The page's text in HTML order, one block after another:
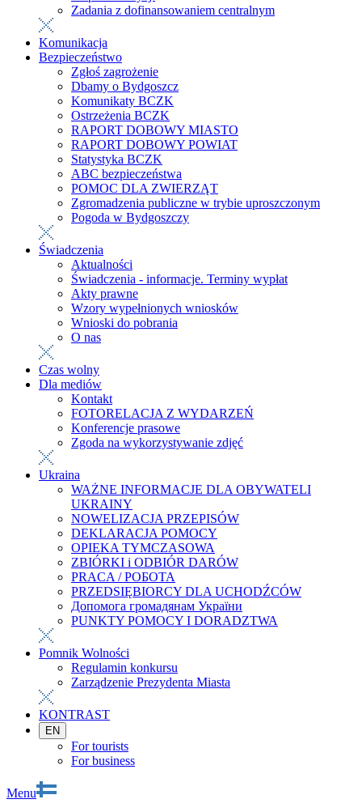
Zadania z dofinansowaniem centralnym
Komunikacja
Bezpieczeństwo
Zgłoś zagrożenie
Dbamy o Bydgoszcz
Komunikaty BCZK
Ostrzeżenia BCZK
RAPORT DOBOWY MIASTO
RAPORT DOBOWY POWIAT
Statystyka BCZK
ABC bezpieczeństwa
POMOC DLA ZWIERZĄT
Zgromadzenia publiczne w trybie uproszczonym
Pogoda w Bydgoszczy
Świadczenia
Aktualności
Świadczenia - informacje. Terminy wypłat
Akty prawne
Wzory wypełnionych wniosków
Wnioski do pobrania
O nas
Czas wolny
Dla mediów
Kontakt
FOTORELACJA Z WYDARZEŃ
Konferencje prasowe
Zgoda na wykorzystywanie zdjęć
Ukraina
WAŻNE INFORMACJE DLA OBYWATELI
UKRAINY
NOWELIZACJA PRZEPISÓW
DEKLARACJA POMOCY
OPIEKA TYMCZASOWA
ZBIÓRKI i ODBIÓR DARÓW
PRACA / РОБОТА
PRZEDSIĘBIORCY DLA UCHODŹCÓW
Допомога громадянам України
PUNKTY POMOCY I DORADZTWA
Pomnik Wolności
Regulamin konkursu
Zarządzenie Prezydenta Miasta
KONTRAST
EN
For tourists
For business
Menu